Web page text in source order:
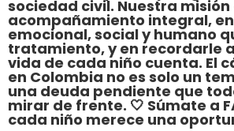
sociedad civil. Nuestra misión
acompañamiento integral,
emocional, social y humano
tratamiento, y en recordarle
vida de cada niño cuenta. El
en Colombia no es solo un
una deuda pendiente que
mirar de frente. 🤍 Súmate a
cada niño merece una